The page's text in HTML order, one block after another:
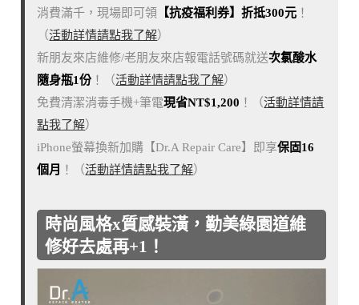
消費滿千，現場即可領 【抗疫福利券】折抵300元 ！
（活動詳情請點我了解）
新朋友來店維修/老朋友來店報電話號碼就送次氯酸水
隨身瓶1份 ！（活動詳情請點我了解）
免費清潔消毒手機+筆電現省NT$1,200 ！（活動詳情請
點我了解）
iPhone螢幕換新加購【Dr.A Repair Care】即享保固16
個月 ！（活動詳情請點我了解）
時尚風格x質感裝潢，勤美綠園道維
修好去處再+1！